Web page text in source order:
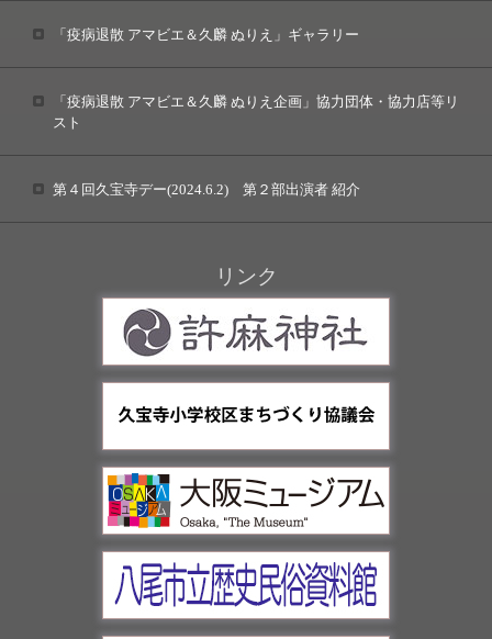
「疫病退散 アマビエ＆久麟 ぬりえ」ギャラリー
「疫病退散 アマビエ＆久麟 ぬりえ企画」協力団体・協力店等リ
スト
第４回久宝寺デー(2024.6.2) 第２部出演者 紹介
リンク